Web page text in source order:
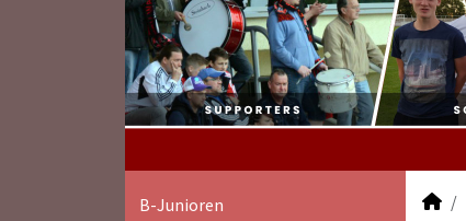
B-Junioren